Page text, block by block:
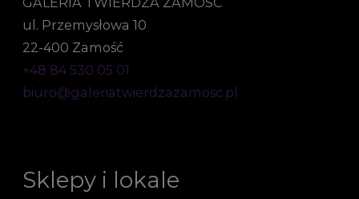
ul. Przemysłowa 10
22-400 Zamość
+48 84 530 05 01
biuro@galeriatwierdzazamosc.pl
Sklepy i lokale